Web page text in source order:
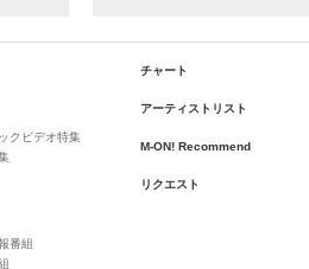
クビデオ特集
番組
チャート
アーティストリスト
M-ON! Recommend
リクエスト